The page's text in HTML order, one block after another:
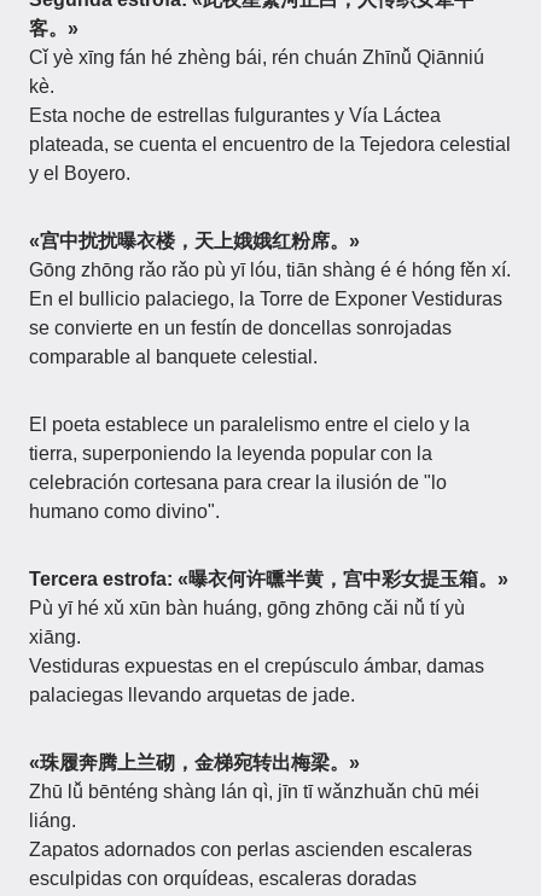
客。»
Cǐ yè xīng fán hé zhèng bái, rén chuán Zhīnǚ Qiānniú
kè.
Esta noche de estrellas fulgurantes y Vía Láctea
plateada, se cuenta el encuentro de la Tejedora celestial
y el Boyero.
«宫中扰扰曝衣楼，天上娥娥红粉席。»
Gōng zhōng rǎo rǎo pù yī lóu, tiān shàng é é hóng fěn xí.
En el bullicio palaciego, la Torre de Exponer Vestiduras
se convierte en un festín de doncellas sonrojadas
comparable al banquete celestial.
El poeta establece un paralelismo entre el cielo y la
tierra, superponiendo la leyenda popular con la
celebración cortesana para crear la ilusión de "lo
humano como divino".
Tercera estrofa: «曝衣何许曛半黄，宫中彩女提玉箱。»
Pù yī hé xǔ xūn bàn huáng, gōng zhōng cǎi nǚ tí yù
xiāng.
Vestiduras expuestas en el crepúsculo ámbar, damas
palaciegas llevando arquetas de jade.
«珠履奔腾上兰砌，金梯宛转出梅梁。»
Zhū lǚ bēnténg shàng lán qì, jīn tī wǎnzhuǎn chū méi
liáng.
Zapatos adornados con perlas ascienden escaleras
esculpidas con orquídeas, escaleras doradas